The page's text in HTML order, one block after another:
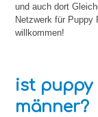
und auch dort
Netzwerk für
willkommen!
ist puppy
männer?